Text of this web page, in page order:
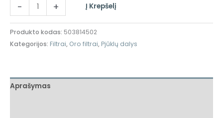
- + Į Krepšelį
Produkto kodas: 503814502
Kategorijos: Filtrai, Oro filtrai, Pjūklų dalys
Aprašymas